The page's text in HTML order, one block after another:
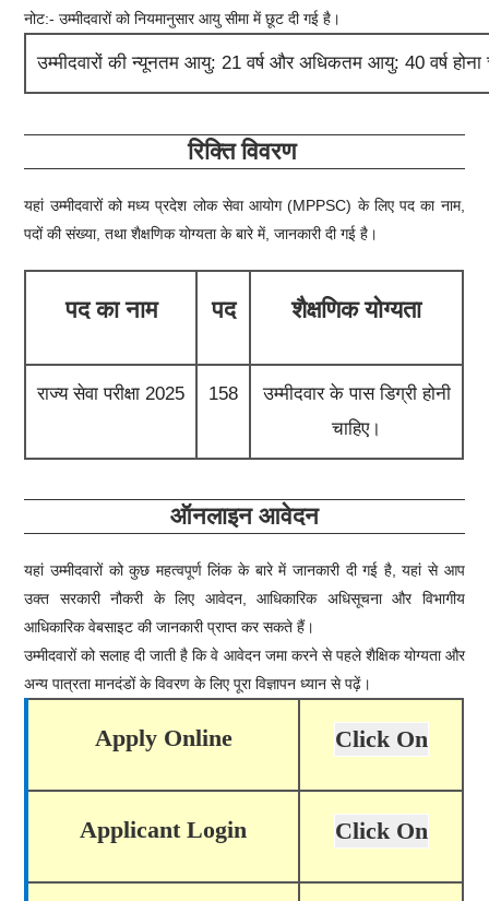
नोट:- उम्मीदवारों को नियमानुसार आयु सीमा में छूट दी गई है।
उम्मीदवारों की न्यूनतम आयु: 21 वर्ष और अधिकतम आयु: 40 वर्ष होना
रिक्ति विवरण
यहां उम्मीदवारों को मध्य प्रदेश लोक सेवा आयोग (MPPSC) के लिए पद का नाम,
पदों की संख्या, तथा शैक्षणिक योग्यता के बारे में, जानकारी दी गई है।
पद का नाम पद शैक्षणिक योग्यता
राज्य सेवा परीक्षा 2025 158
उम्मीदवार के पास डिग्री होनी
चाहिए।
ऑनलाइन आवेदन
यहां उम्मीदवारों को कुछ महत्वपूर्ण लिंक के बारे में जानकारी दी गई है, यहां से आप
उक्त सरकारी नौकरी के लिए आवेदन, आधिकारिक अधिसूचना और विभागीय
आधिकारिक वेबसाइट की जानकारी प्राप्त कर सकते हैं।
उम्मीदवारों को सलाह दी जाती है कि वे आवेदन जमा करने से पहले शैक्षिक योग्यता और
अन्य पात्रता मानदंडों के विवरण के लिए पूरा विज्ञापन ध्यान से पढ़ें।
Apply Online Click On
Applicant Login Click On